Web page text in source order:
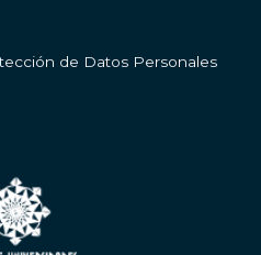
de Datos Personales